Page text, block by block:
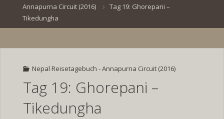
DE
Annapurna Circuit (2016)
Tag 19: Ghorepani –
Tikedungha
Nepal Reisetagebuch - Annapurna Circuit (2016)
Tag 19: Ghorepani –
Tikedungha